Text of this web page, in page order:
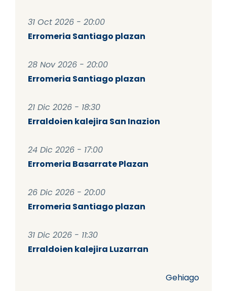
31 Oct 2026 - 20:00
Erromeria Santiago plazan
28 Nov 2026 - 20:00
Erromeria Santiago plazan
21 Dic 2026 - 18:30
Erraldoien kalejira San Inazion
24 Dic 2026 - 17:00
Erromeria Basarrate Plazan
26 Dic 2026 - 20:00
Erromeria Santiago plazan
31 Dic 2026 - 11:30
Erraldoien kalejira Luzarran
Gehiago